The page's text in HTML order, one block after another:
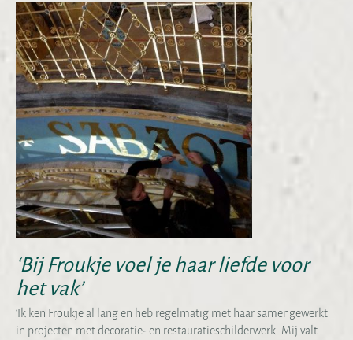
‘Bij Froukje voel je haar liefde voor
het vak’
‘Ik ken Froukje al lang en heb regelmatig met haar samengewerkt
in projecten met decoratie- en restauratieschilderwerk. Mij valt